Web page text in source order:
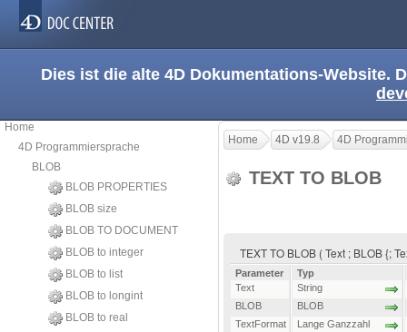
Dies ist die alte 4D Dokumentations-Website.
Home
4D Programmiersprache
BLOB
BLOB PROPERTIES
BLOB size
BLOB TO DOCUMENT
BLOB to integer
BLOB to list
BLOB to longint
BLOB to real
Home 4D v19.8 4D
TEXT TO BLOB
TEXT TO BLOB ( Text ; BLOB {;
Parameter
Typ
Text
String
BLOB
BLOB
TextFormat
Lange Ganzzahl